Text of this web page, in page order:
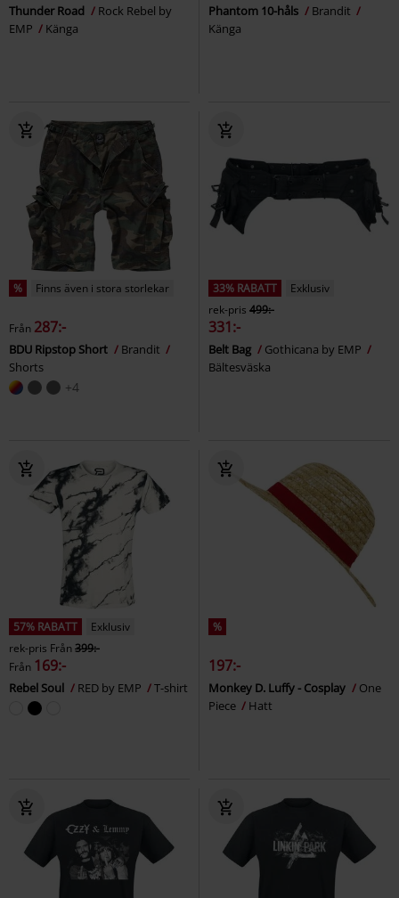
Thunder Road
Rock Rebel by
EMP
Känga
Phantom 10-håls
Brandit
Känga
% Finns även i stora storlekar
Från 287:-
BDU Ripstop Short
Brandit
Shorts
+4
33% RABATT
Exklusiv
rek-pris 499:-
331:-
Belt Bag
Gothicana by EMP
Bältesväska
57% RABATT
Exklusiv
rek-pris Från399:-
Från 169:-
Rebel Soul RED by EMP T-shirt
%
197:-
Monkey D. Luffy - Cosplay
One
Piece
Hatt